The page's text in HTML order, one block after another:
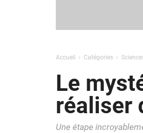
Accueil Catégories
Le
réaliser
Une étape